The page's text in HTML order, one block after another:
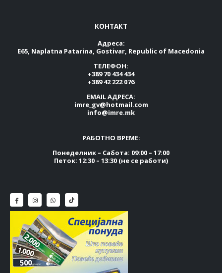
КОНТАКТ
Адреса:
E65, Naplatna Patarina, Gostivar, Republic of Macedonia
ТЕЛЕФОН:
+389 70 434 434
+389 42 222 076
EMAIL АДРЕСА:
imre_gv@hotmail.com
info@imre.mk
РАБОТНО ВРЕМЕ:
Понеделник – Сабота: 09:00 – 17:00
Петок: 12:30 – 13:30 (не се работи)